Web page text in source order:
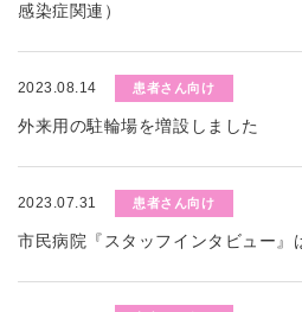
感染症関連）
2023.08.14 患者さん向け
外来用の駐輪場を増設しました
2023.07.31 患者さん向け
市民病院『スタッフインタビュー』